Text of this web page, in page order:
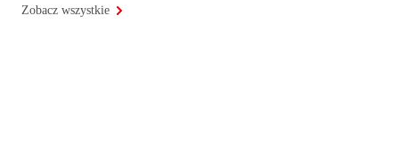
Zobacz wszystkie